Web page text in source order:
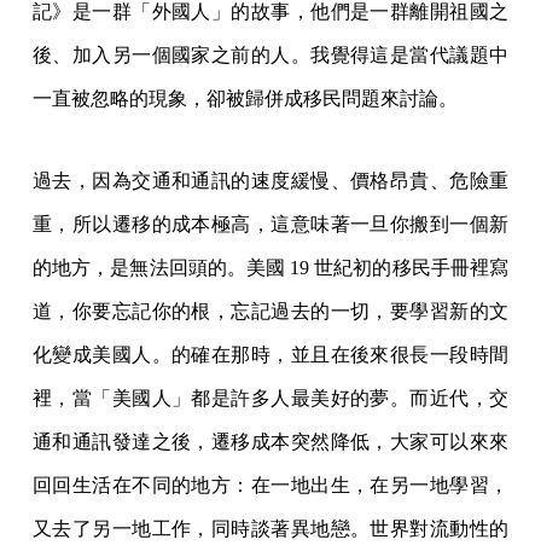
記》是一群「外國人」的故事，他們是一群離開祖國之
後、加入另一個國家之前的人。我覺得這是當代議題中
一直被忽略的現象，卻被歸併成移民問題來討論。
過去，因為交通和通訊的速度緩慢、價格昂貴、危險重
重，所以遷移的成本極高，這意味著一旦你搬到一個新
的地方，是無法回頭的。美國 19 世紀初的移民手冊裡寫
道，你要忘記你的根，忘記過去的一切，要學習新的文
化變成美國人。的確在那時，並且在後來很長一段時間
裡，當「美國人」都是許多人最美好的夢。而近代，交
通和通訊發達之後，遷移成本突然降低，大家可以來來
回回生活在不同的地方：在一地出生，在另一地學習，
又去了另一地工作，同時談著異地戀。世界對流動性的